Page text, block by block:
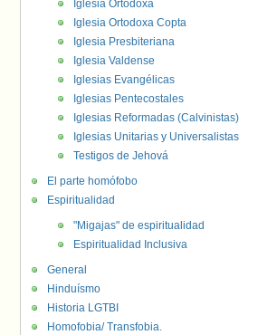
Iglesia Ortodoxa
Iglesia Ortodoxa Copta
Iglesia Presbiteriana
Iglesia Valdense
Iglesias Evangélicas
Iglesias Pentecostales
Iglesias Reformadas (Calvinistas)
Iglesias Unitarias y Universalistas
Testigos de Jehová
El parte homófobo
Espiritualidad
"Migajas" de espiritualidad
Espiritualidad Inclusiva
General
Hinduísmo
Historia LGTBI
Homofobia/ Transfobia.